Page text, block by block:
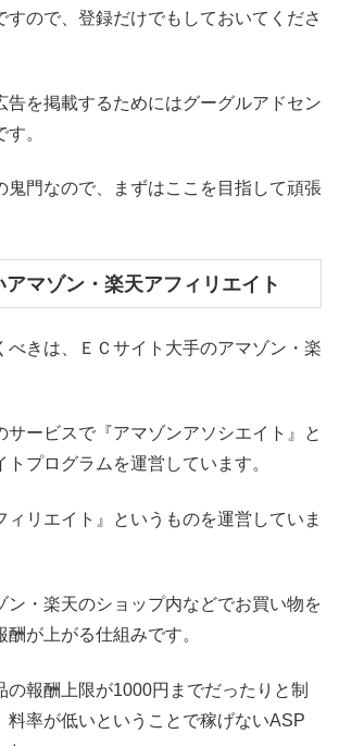
すので、登録だけでもしておいてくださ
告を掲載するためにはグーグルアドセン
。
鬼門なので、まずはここを目指して頑張
マゾン・楽天アフィリエイト
べきは、ＥＣサイト大手のアマゾン・楽
サービスで『アマゾンアソシエイト』と
トプログラムを運営しています。
ィリエイト』というものを運営していま
ン・楽天のショップ内などでお買い物を
酬が上がる仕組みです。
の報酬上限が1000円までだったりと制
料率が低いということで稼げないASP